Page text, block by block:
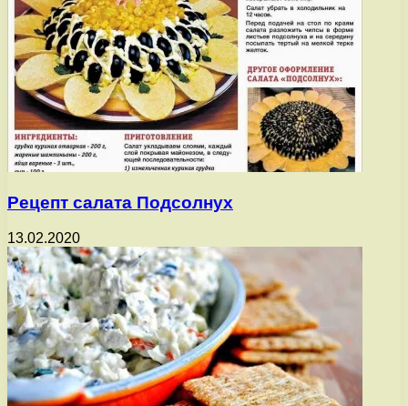
Рецепт салата Подсолнух
13.02.2020